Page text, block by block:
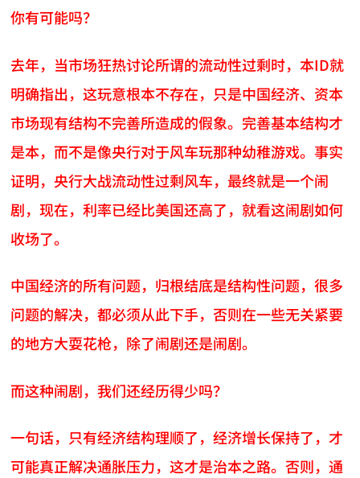
你有可能吗？
去年，当市场狂热讨论所谓的流动性过剩时，本ID就
明确指出，这玩意根本不存在，只是中国经济、资本
市场现有结构不完善所造成的假象。完善基本结构才
是本，而不是像央行对于风车玩那种幼稚游戏。事实
证明，央行大战流动性过剩风车，最终就是一个闹
剧，现在，利率已经比美国还高了，就看这闹剧如何
收场了。
中国经济的所有问题，归根结底是结构性问题，很多
问题的解决，都必须从此下手，否则在一些无关紧要
的地方大耍花枪，除了闹剧还是闹剧。
而这种闹剧，我们还经历得少吗？
一句话，只有经济结构理顺了，经济增长保持了，才
可能真正解决通胀压力，这才是治本之路。否则，通